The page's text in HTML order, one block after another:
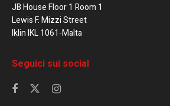
JB House Floor 1 Room 1
Lewis F. Mizzi Street
Iklin IKL 1061-Malta
Seguici sui social